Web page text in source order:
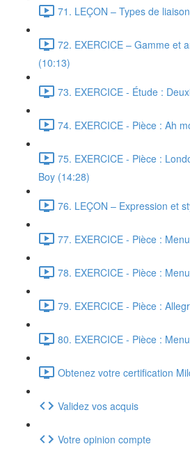
71. LEÇON – Types de
72. EXERCICE – Gamme et
(10:13)
73. EXERCICE - Étude :
74. EXERCICE - Pièce : Ah
75. EXERCICE - Pièce :
Boy (14:28)
76. LEÇON – Expression et
77. EXERCICE - Pièce :
78. EXERCICE - Pièce :
79. EXERCICE - Pièce :
80. EXERCICE - Pièce :
Obtenez votre certification
Validez vos acquis
Votre opinion compte